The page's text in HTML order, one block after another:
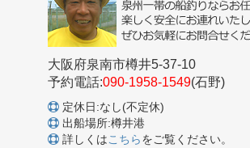
大阪府泉南市樽井5-37-10
予約電話:090-1958-1549(石野)
定休日:なし(不定休)
出船場所:樽井港
詳しくはこちらをご覧ください。